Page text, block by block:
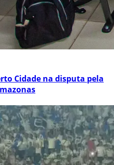
Cidade na disputa pela